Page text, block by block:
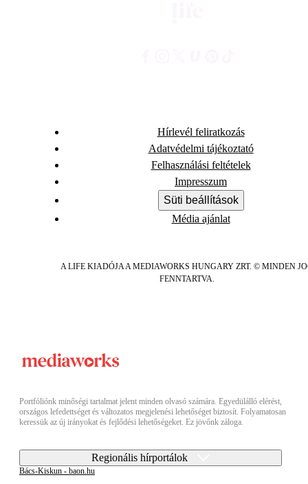
Hírlevél feliratkozás
Adatvédelmi tájékoztató
Felhasználási feltételek
Impresszum
Süti beállítások
Média ajánlat
A LIFE KIADÓJA A MEDIAWORKS HUNGARY ZRT. © MINDEN
FENNTARTVA.
Portfóliónk minőségi tartalmat jelent minden olvasó számára. Egyedülálló elérést,
országos lefedettséget és változatos megjelenési lehetőséget biztosít. Folyamatosan
keressük az új irányokat és fejlődési lehetőségeket. Ez jövőnk záloga.
Regionális hírportálok
Bács-Kiskun - baon.hu